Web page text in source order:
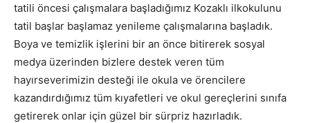
tatili öncesi çalışmalara başladığımız Kozaklı ilkokulunu
tatil başlar başlamaz yenileme çalışmalarına başladık.
Boya ve temizlik işlerini bir an önce bitirerek sosyal
medya üzerinden bizlere destek veren tüm
hayırseverimizin desteği ile okula ve örencilere
kazandırdığımız tüm kıyafetleri ve okul gereçlerini sınıfa
getirerek onlar için güzel bir sürpriz hazırladık.